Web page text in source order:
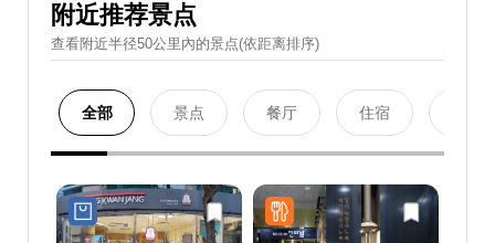
附近推荐景点
查看附近半径50公里內的景点(依距离排序)
全部 景点 餐厅 住宿